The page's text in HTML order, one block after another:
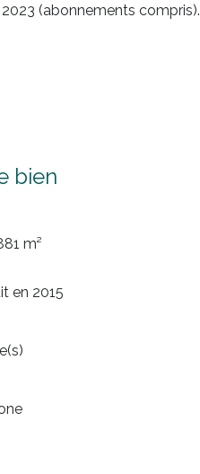
(abonnements compris).
bien
m²
en 2015